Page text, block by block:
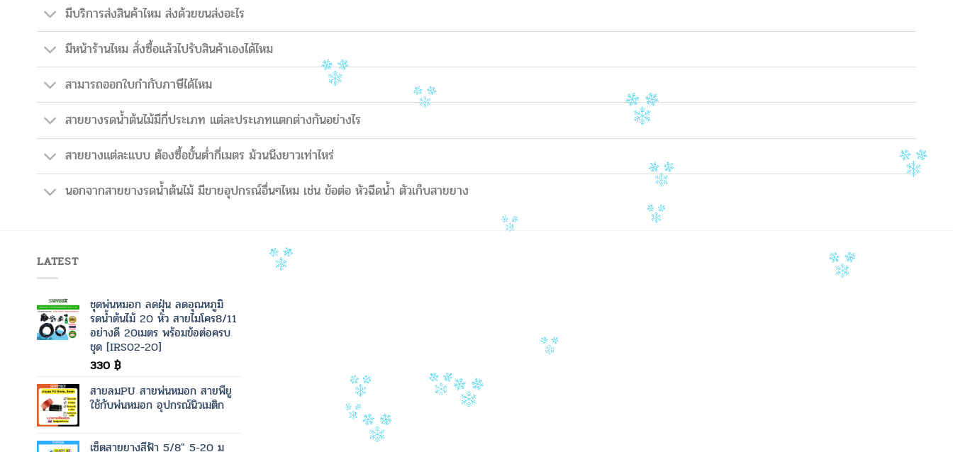
มีบริการส่งสินค้าไหม ส่งด้วยขนส่งอะไร
มีหน้าร้านไหม สั่งซื้อแล้วไปรับสินค้าเองได้ไหม
สามารถออกใบกำกับภาษีได้ไหม
สายยางรดน้ำต้นไม้มีกี่ประเภท แต่ละประเภทแตกต่างกันอย่างไร
สายยางแต่ละแบบ ต้องซื้อขั้นต่ำกี่เมตร ม้วนนึงยาวเท่าไหร่
นอกจากสายยางรดน้ำต้นไม้ มีขายอุปกรณ์อื่นๆไหม เช่น ข้อต่อ หัวฉีดน้ำ ตัวเก็บสายยาง
LATEST
ชุดพ่นหมอก ลดฝุ่น ลดอุณหภูมิ
รดน้ำต้นไม้ 20 หัว สายไมโคร8/11
อย่างดี 20เมตร พร้อมข้อต่อครบ
ชุด [IRS02-20]
330 ฿
สายลมPU สายพ่นหมอก สายพียู
ใช้กับพ่นหมอก อุปกรณ์นิวเมติก
เซ็ตสายยางสีฟ้า 5/8" 5-20 ม